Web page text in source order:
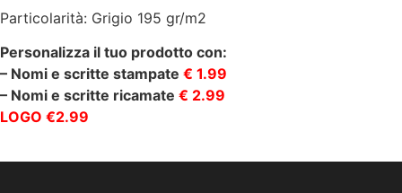
Particolarità: Grigio 195 gr/m2
Personalizza il tuo prodotto con:
– Nomi e scritte stampate € 1.99
– Nomi e scritte ricamate € 2.99
LOGO €2.99